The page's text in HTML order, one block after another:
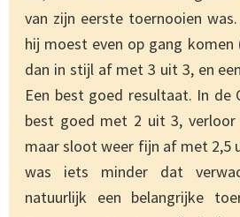
van zijn eerste toernooien
hij moest even op gang
dan in stijl af met 3 uit 3, en
Een best goed resultaat. In de
best goed met 2 uit 3,
maar sloot weer fijn af met 2,5
was iets minder dat
natuurlijk een belangrijke